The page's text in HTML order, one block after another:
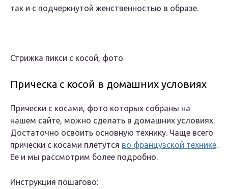
так и с подчеркнутой женственностью в образе.
Стрижка пикси с косой, фото
Прическа с косой в домашних условиях
Прически с косами, фото которых собраны на
нашем сайте, можно сделать в домашних условиях.
Достаточно освоить основную технику. Чаще всего
прически с косами плетутся во французской технике.
Ее и мы рассмотрим более подробно.
Инструкция пошагово: